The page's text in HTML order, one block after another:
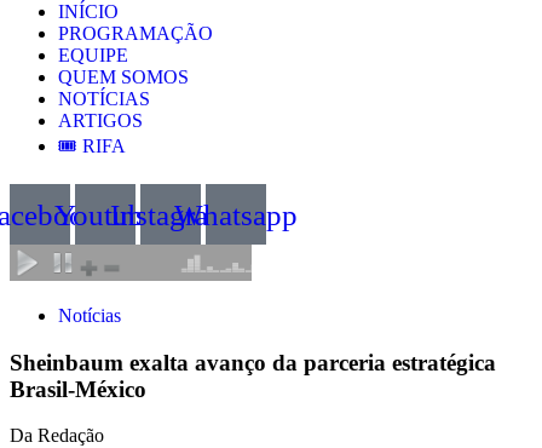
INÍCIO
PROGRAMAÇÃO
EQUIPE
QUEM SOMOS
NOTÍCIAS
ARTIGOS
🎟️ RIFA
YoutubeInstagramWhatsapp
Notícias
Sheinbaum exalta avanço da parceria estratégica
Brasil‑México
Da Redação